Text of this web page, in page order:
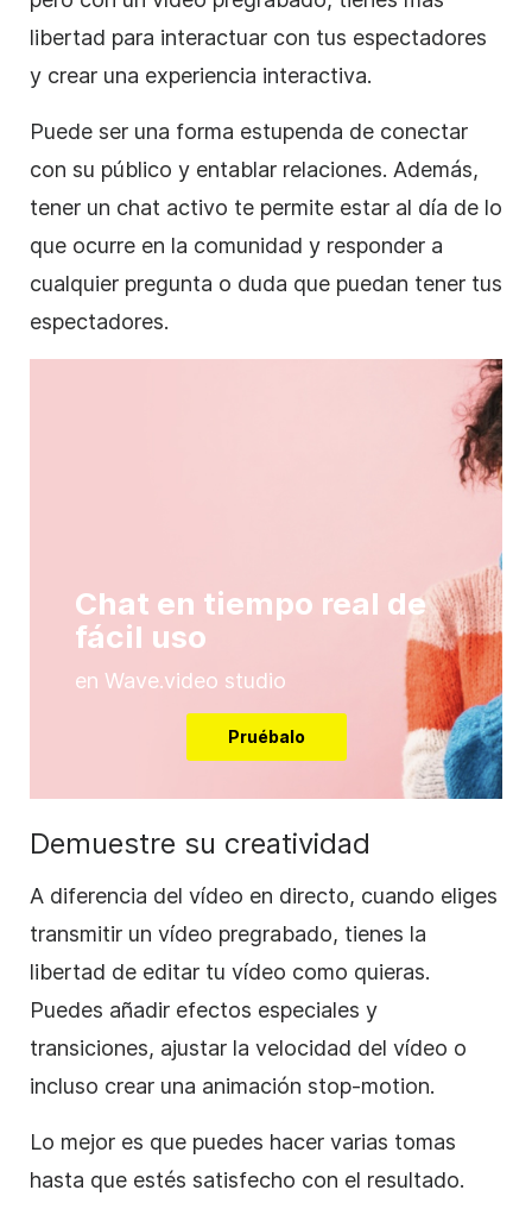
libertad para interactuar con tus espectadores
y crear una experiencia interactiva.
Puede ser una forma estupenda de conectar
con su público y entablar relaciones. Además,
tener un chat activo te permite estar al día de lo
que ocurre en la comunidad y responder a
cualquier pregunta o duda que puedan tener tus
espectadores.
Chat en tiempo real de
fácil uso
en Wave.video studio
Pruébalo
Demuestre su creatividad
A diferencia del vídeo en directo, cuando eliges
transmitir un vídeo pregrabado, tienes la
libertad de editar tu vídeo como quieras.
Puedes añadir efectos especiales y
transiciones, ajustar la velocidad del vídeo o
incluso crear una animación stop-motion.
Lo mejor es que puedes hacer varias tomas
hasta que estés satisfecho con el resultado.